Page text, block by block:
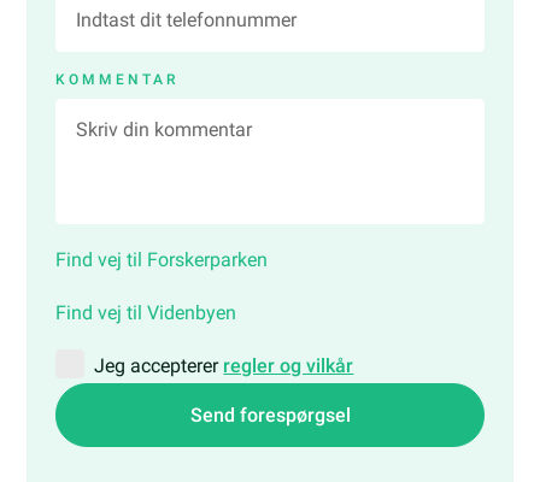
KOMMENTAR
Find vej til Forskerparken
Find vej til Videnbyen
Jeg accepterer regler og vilkår